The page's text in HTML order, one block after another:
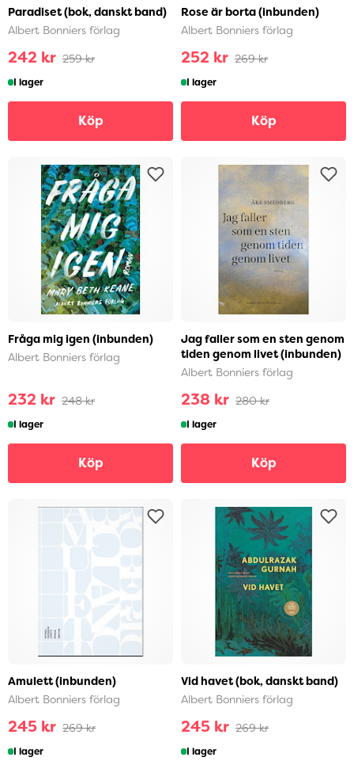
Paradiset (bok, danskt band)
Albert Bonniers förlag
242 kr 259 kr
I lager
Köp
Rose är borta (inbunden)
Albert Bonniers förlag
252 kr 269 kr
I lager
Köp
Fråga mig igen (inbunden)
Albert Bonniers förlag
232 kr 248 kr
I lager
Köp
Jag faller som en sten genom
tiden genom livet (inbunden)
Albert Bonniers förlag
238 kr 280 kr
I lager
Köp
Amulett (inbunden)
Albert Bonniers förlag
245 kr 269 kr
I lager
Vid havet (bok, danskt band)
Albert Bonniers förlag
245 kr 269 kr
I lager